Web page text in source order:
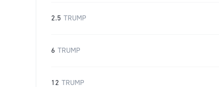
2.5 TRUMP
6 TRUMP
12 TRUMP